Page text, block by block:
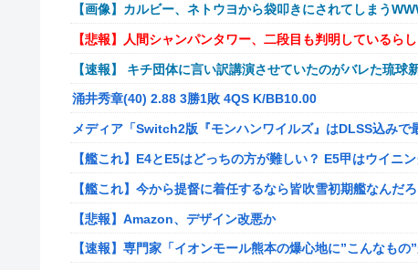
【艦これ】E4とE5はどっちの方が難しい？ E5甲はウイニ
【艦これ】今から提督に着任するなら皆吹雪初期艦なんだ
【艦これ】バニ黒潮親潮 他
中西悠理アナ 袖口からインナーチラ見え！！
【ポケモンGO】リモート交換って 大半が交換レート合わ
【衝撃】クルタ族虐 殺の犯人、ツェリードニヒで確定！ク
【悲報】ライター「ちいかわが反社とコラボしてた」ﾊﾟｼｬｯ
死神のコスプレをして隣のビルの屋上から病院を眺めてい
【画像】コスプレイヤーが死ぬ気で痩せた結果ｗｗｗｗ
【画像】カルビー、ネトウヨから袋叩きにされてしまう
【悲報】人間シャンパンタワー、二段目も判明しているら
【速報】 キチ団体に言い訳講演させていたのがバレた琉
涌井秀章(40) 2.88 3勝1敗 4QS K/BB10.00
メディア「Switch2版『モンハンワイルズ』はDLSS込みで
【艦これ】E4とE5はどっちの方が難しい？ E5甲はウイニ
【艦これ】今から提督に着任するなら皆吹雪初期艦なんだ
【悲報】Amazon、デザイン改悪か
【速報】専門家「イオンモール熊本の爆心地に”こんなもの